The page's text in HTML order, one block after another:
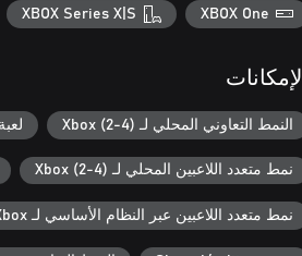
XBOX One
XBOX Series X|S
الإمكانات
النمط التعاوني المحلي لـ Xbox (2-4)
نمط متعدد اللاعبين المحلي لـ Xbox (2-4)
نمط متعدد اللاعبين عبر النظام الأساسي لـ Xbox